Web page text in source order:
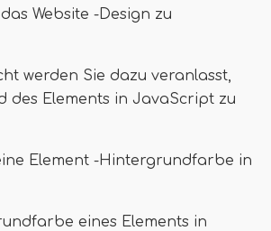
Website -Design zu
werden Sie dazu veranlasst,
des Elements in JavaScript zu
Element -Hintergrundfarbe in
eines Elements in